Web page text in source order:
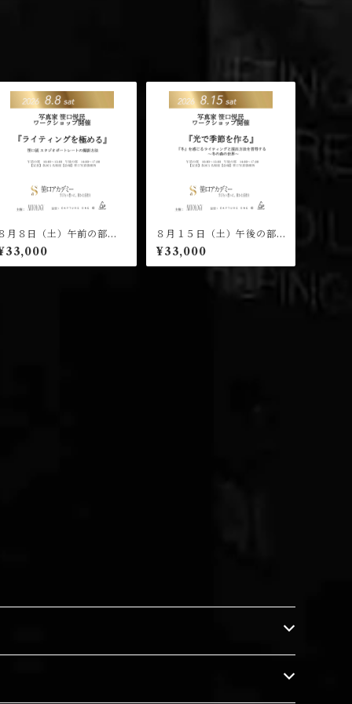
月８日（土）午前の部
１０：００開演）笹口悦
ワークショップ 受講チ
ット
８月１５日（土）午後の部
（１４：００開演）笹口悦
民 ワークショップ 受講チ
ケット
¥33,000